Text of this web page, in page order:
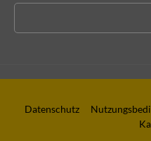
Datenschutz